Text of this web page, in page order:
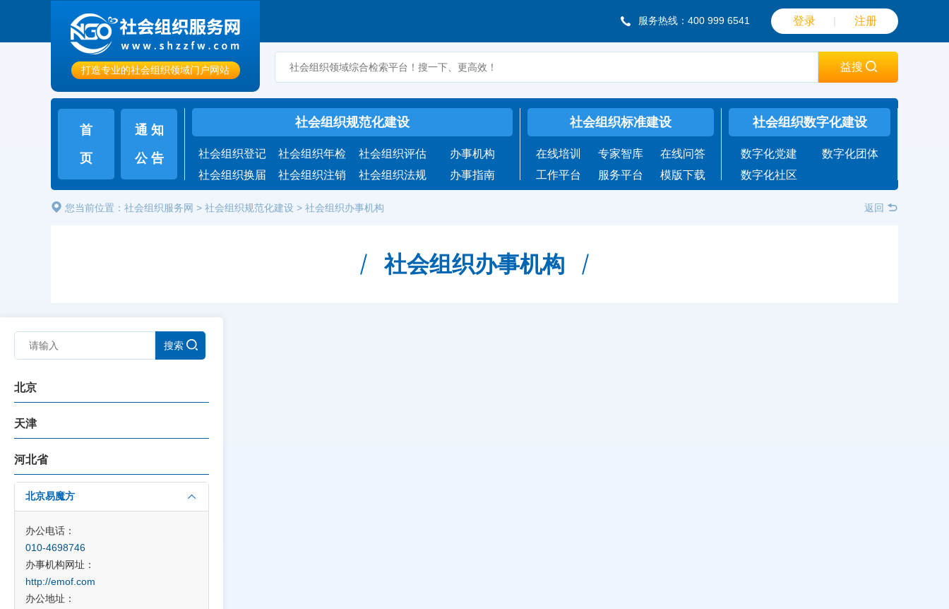
打造专业的社会组织领域门户网站
服务热线：400 999 6541 登录 注册
益搜
首
页
通 知
公 告
社会组织规范化建设
社会组织登记 社会组织年检 社会组织评估
办事机构
社会组织换届
社会组织注销 社会组织法规 办事指南
社会组织标准建设
在线培训 专家智库
在线问答
工作平台
服务平台 模版下载
社会组织数字化建设
数字化党建
数字化团体
数字化社区
您当前位置： 社会组织服务网 > 社会组织规范化建设 > 社会组织办事机构 返回
社会组织办事机构
搜索
北京
天津
河北省
北京易魔方
办公电话：
010-4698746
办事机构网址：
http://emof.com
办公地址：